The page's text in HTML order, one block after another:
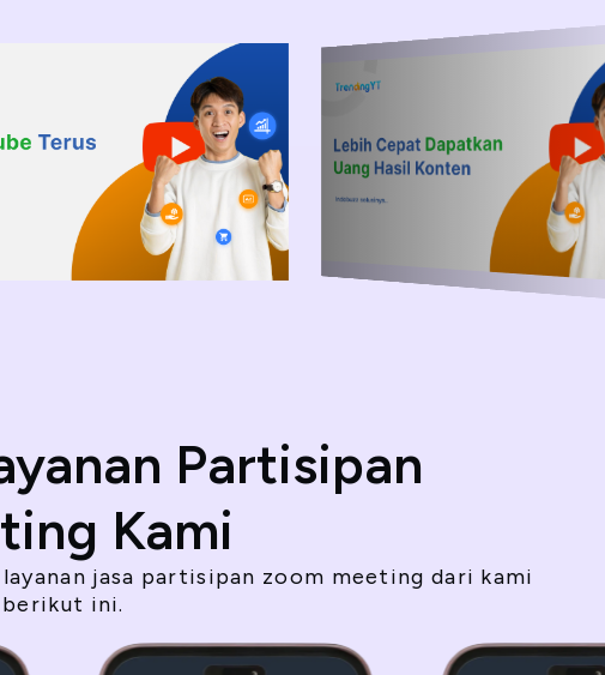
Partisipan
Kami
jasa partisipan zoom meeting dari kami
berikut ini.